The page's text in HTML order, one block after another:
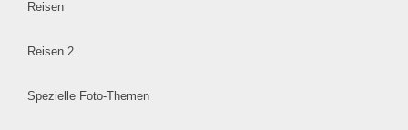
Reisen
Reisen 2
Spezielle Foto-Themen